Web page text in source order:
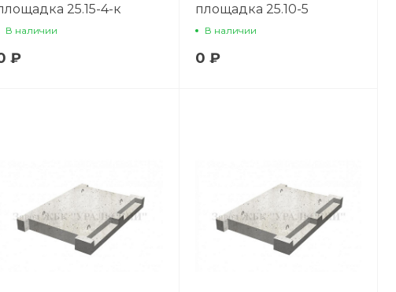
25.15-4-к
В наличии
₽
площадка 25.10-5
В наличии
0 ₽